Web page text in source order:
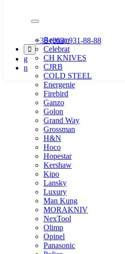
+38 (063) 931-88-88
Beeman
Celebrat
CH KNIVES
CJRB
COLD STEEL
Energenie
Firebird
Ganzo
Golon
Grand Way
Grossman
H&N
Hoco
Hopestar
Kershaw
Kipo
Lansky
Luxury
Man Kung
MORAKNIV
NexTool
Olimp
Opinel
Panasonic